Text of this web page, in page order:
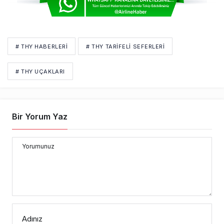
# THY HABERLERI # THY TARIFELI SEFERLERI
# THY UÇAKLARI
Bir Yorum Yaz
Yorumunuz
Adınız